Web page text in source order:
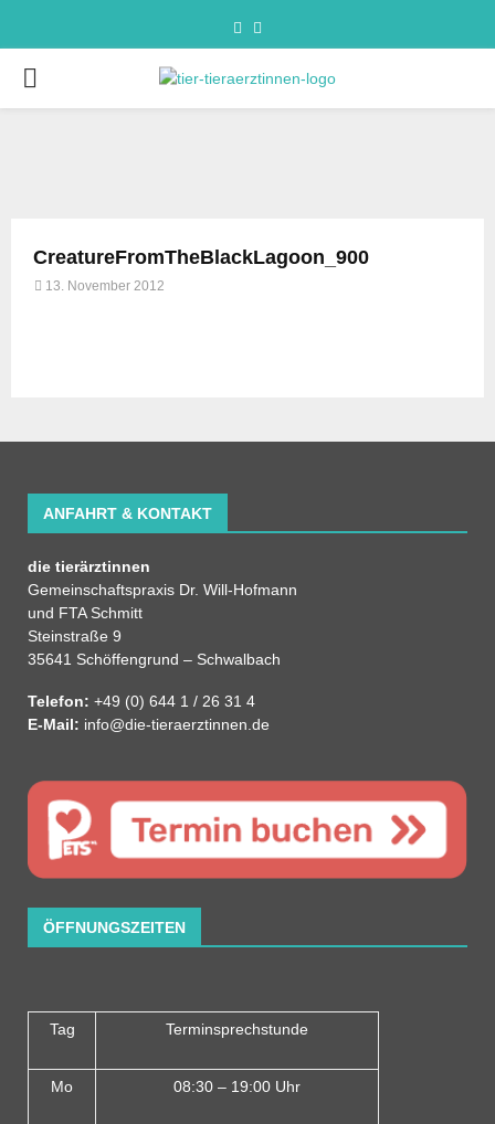
CreatureFromTheBlackLagoon_900
13. November 2012
ANFAHRT & KONTAKT
die tierärztinnen
Gemeinschaftspraxis Dr. Will-Hofmann
und FTA Schmitt
Steinstraße 9
35641 Schöffengrund – Schwalbach
Telefon: +49 (0) 644 1 / 26 31 4
E-Mail: info@die-tieraerztinnen.de
ÖFFNUNGSZEITEN
Tag Terminsprechstunde
Mo 08:30 – 19:00 Uhr